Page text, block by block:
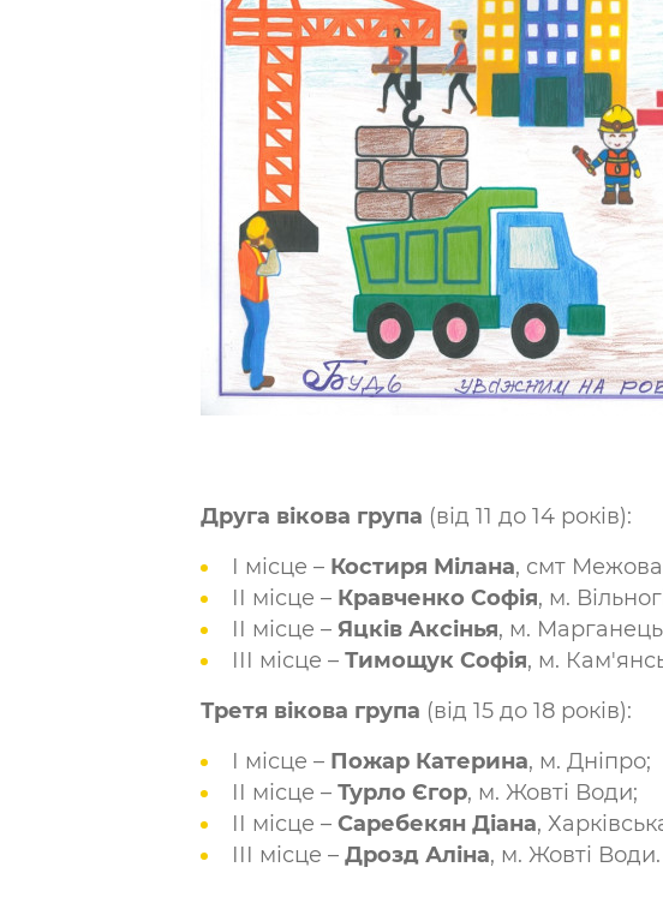
Друга вікова група (від 11 до 14 років):
І місце – Костиря Мілана, смт
ІІ місце – Кравченко Софія, м.
ІІ місце – Яцків Аксінья, м.
ІІІ місце – Тимощук Софія, м.
Третя вікова група (від 15 до 18 років):
І місце –Пожар Катерина, м. Дніпро;
ІІ місце – Турло Єгор, м. Жовті Води;
ІІ місце – Саребекян Діана,
ІІІ місце – Дрозд Аліна, м. Жовті Води.